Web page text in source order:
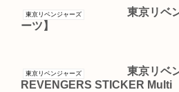
東京リベンジャーズ
東京リベ
ーツ】
東京リベンジャーズ
東京リベ
REVENGERS STICKER Multi